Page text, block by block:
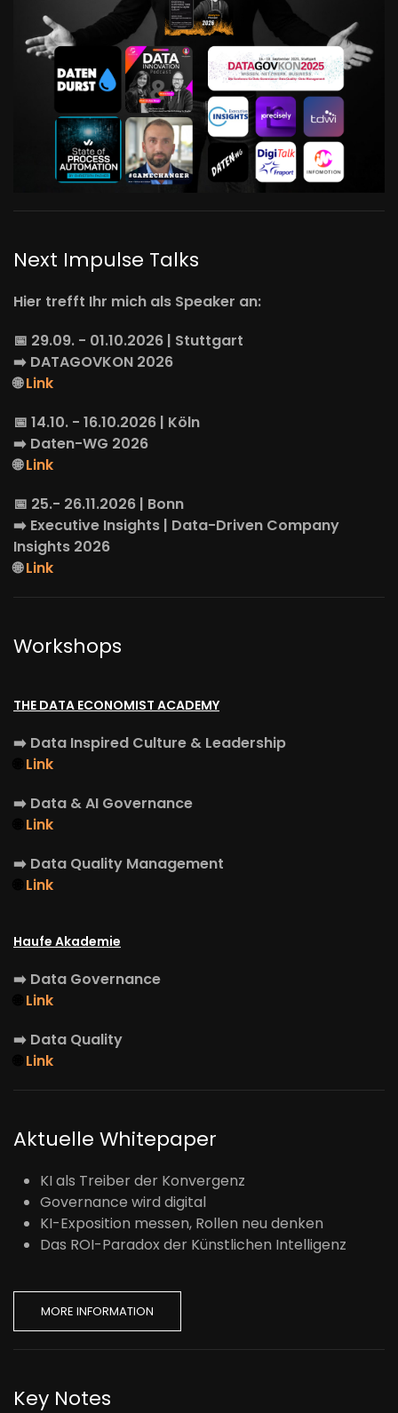
Next Impulse Talks
Hier trefft Ihr mich als Speaker an:
📅 29.09. - 01.10.2026 | Stuttgart
➡️ DATAGOVKON 2026
🌐Link
📅 14.10. - 16.10.2026 | Köln
➡️ Daten-WG 2026
🌐Link
📅 25.- 26.11.2026 | Bonn
➡️ Executive Insights | Data-Driven Company
Insights 2026
🌐Link
Workshops
THE DATA ECONOMIST ACADEMY
➡️ Data Inspired Culture & Leadership
Link
➡️ Data & AI Governance
Link
➡️ Data Quality Management
Link
Haufe Akademie
➡️ Data Governance
Link
➡️ Data Quality
Link
Aktuelle Whitepaper
KI als Treiber der Konvergenz
Governance wird digital
KI-Exposition messen, Rollen neu denken
Das ROI-Paradox der Künstlichen Intelligenz
MORE INFORMATION
Key Notes